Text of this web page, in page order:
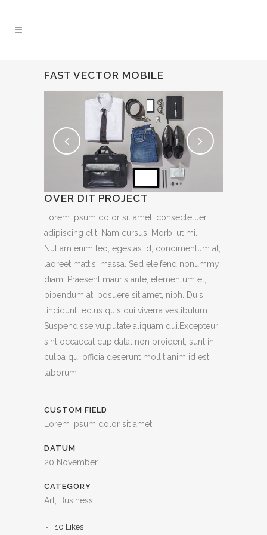
FAST VECTOR MOBILE
OVER DIT PROJECT
Lorem ipsum dolor sit amet, consectetuer
adipiscing elit. Nam cursus. Morbi ut mi.
Nullam enim leo, egestas id, condimentum at,
laoreet mattis, massa. Sed eleifend nonummy
diam. Praesent mauris ante, elementum et,
bibendum at, posuere sit amet, nibh. Duis
tincidunt lectus quis dui viverra vestibulum.
Suspendisse vulputate aliquam dui.Excepteur
sint occaecat cupidatat non proident, sunt in
culpa qui officia deserunt mollit anim id est
laborum
CUSTOM FIELD
Lorem ipsum dolor sit amet
DATUM
20 November
CATEGORY
Art, Business
10 Likes